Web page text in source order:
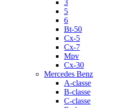
3
5
6
Bt-50
Cx-5
Cx-7
Mpv
Cx-30
Mercedes Benz
A-classe
B-classe
C-classe